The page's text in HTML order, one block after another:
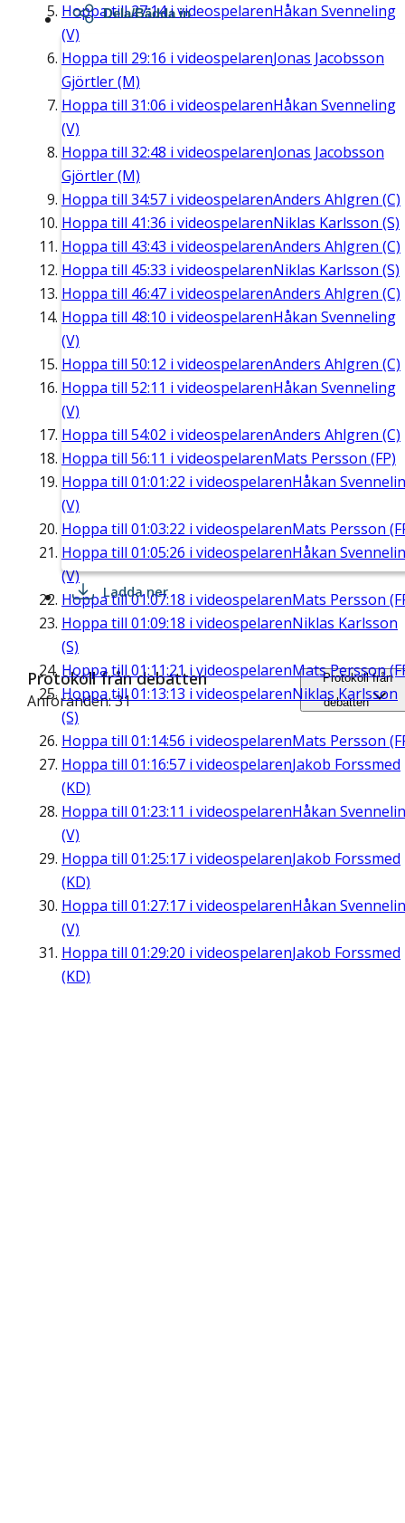
Hoppa till27:14i videospelarenHåkan Svenneling
(V)
Hoppa till 29:16 i videospelarenJonas Jacobsson
Gjörtler (M)
Hoppa till 31:06 i videospelarenHåkan Svenneling
(V)
Hoppa till 32:48 i videospelarenJonas Jacobsson
Gjörtler (M)
Hoppa till 34:57 i videospelarenAnders Ahlgren (C)
Hoppa till 41:36 i videospelarenNiklas Karlsson (S)
Hoppa till 43:43 i videospelarenAnders Ahlgren (C)
Hoppa till 45:33 i videospelarenNiklas Karlsson (S)
Hoppa till 46:47 i videospelarenAnders Ahlgren (C)
Hoppa till 48:10 i videospelarenHåkan Svenneling
(V)
Hoppa till 50:12 i videospelarenAnders Ahlgren (C)
Hoppa till 52:11 i videospelarenHåkan Svenneling
(V)
Hoppa till 54:02 i videospelarenAnders Ahlgren (C)
Hoppa till 56:11 i videospelarenMats Persson (FP)
Hoppa till 01:01:22 i videospelarenHåkan
(V)
Hoppa till 01:03:22 i videospelarenMats Persson
Hoppa till 01:05:26 i videospelarenHåkan
(V)
Hoppa till01:07:18 i videospelarenMats Persson
Hoppa till 01:09:18 i videospelarenNiklas Karlsson
(S)
Hoppa till 01:11:21 i videospelarenMats Persson
Hoppa till01:13:13 i videospelarenNiklas Karlsson
(S)
Hoppa till 01:14:56 i videospelarenMats Persson
Hoppa till 01:16:57 i videospelarenJakob Forssmed
(KD)
Hoppa till 01:23:11 i videospelarenHåkan
(V)
Hoppa till 01:25:17 i videospelarenJakob Forssmed
(KD)
Hoppa till 01:27:17 i videospelarenHåkan
(V)
Hoppa till 01:29:20 i videospelarenJakob Forssmed
(KD)
Dela/Bädda in
Ladda ner
Protokoll från debatten
Anföranden: 31
Protokoll från
debatten